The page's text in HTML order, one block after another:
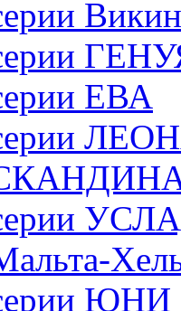
ЕВА
ЮНИ